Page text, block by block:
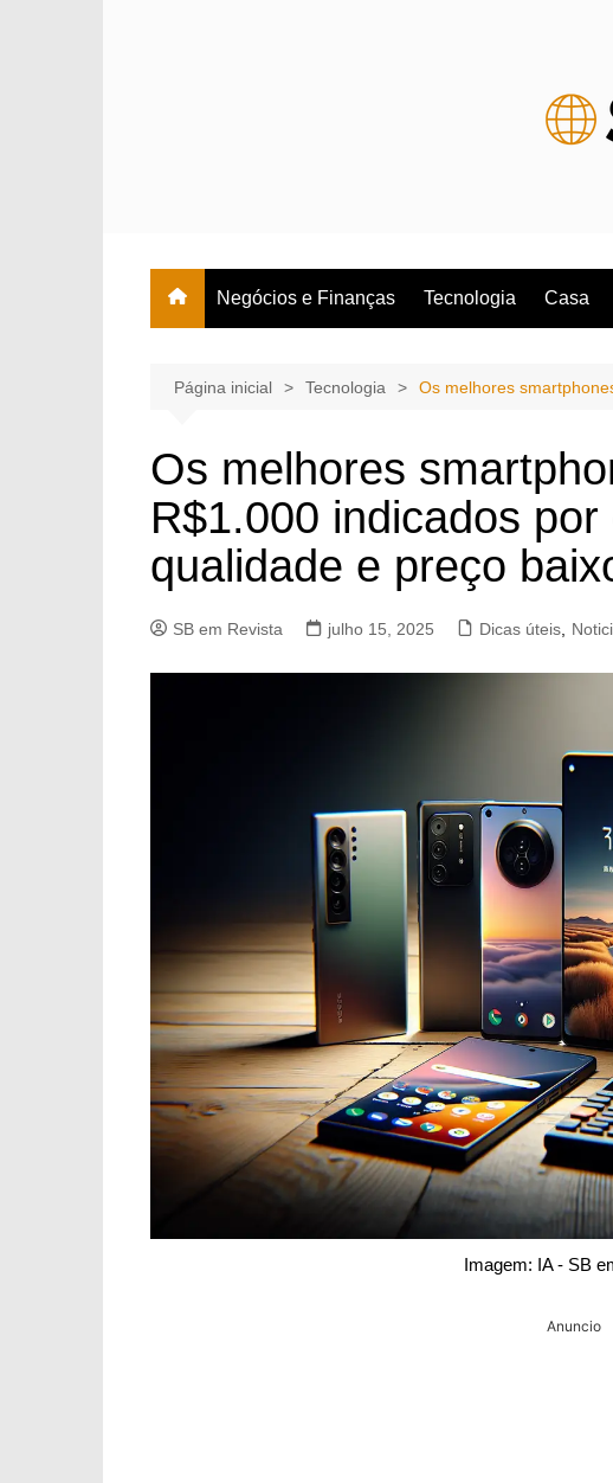
Negócios e Finanças Tecnologia Casa
Página inicial Tecnologia Os melhores
Os melhores
R$1.000 indicados
qualidade e preço
SB em Revista julho 15, 2025 Dicas úteis
Imagem: IA - SB
Anuncio